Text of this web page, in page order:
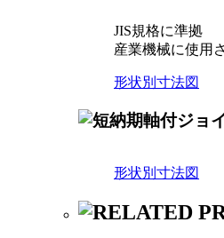
JIS規格に準拠
産業機械に使用
形状別寸法図
形状別寸法図